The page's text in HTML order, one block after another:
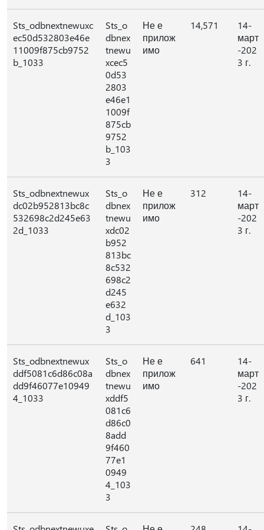
Sts_odbnextnewuxc
ec50d532803e46e
11009f875cb9752
b_1033
Sts_o
dbnex
tnewu
xcec5
0d53
2803
e46e1
1009f
875cb
9752
b_103
3
Не е
прилож
имо
14,571
14-
март
-202
3 г.
Sts_odbnextnewux
dc02b952813bc8c
532698c2d245e63
2d_1033
Sts_o
dbnex
tnewu
xdc02
b952
813bc
8c532
698c2
d245
e632
d_103
3
Не е
прилож
имо
312
14-
март
-202
3 г.
Sts_odbnextnewux
ddf5081c6d86c08a
dd9f46077e10949
4_1033
Sts_o
dbnex
tnewu
xddf5
081c6
d86c0
8add
9f460
77e1
0949
4_103
3
Не е
прилож
имо
641
14-
март
-202
3 г.